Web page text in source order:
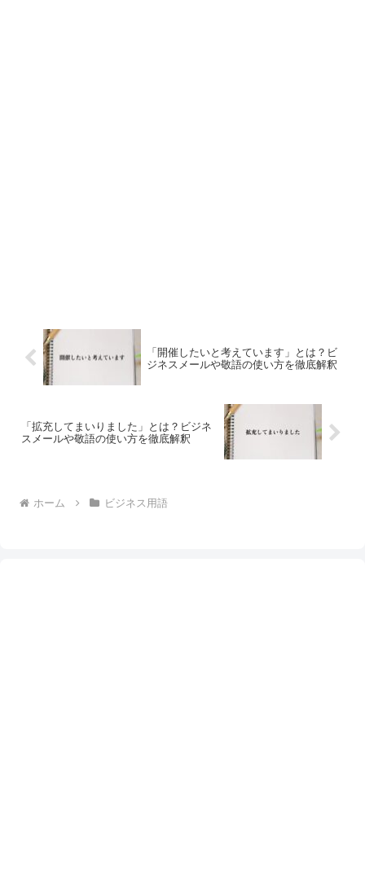
「開催したいと考えています」とは？ビ
ジネスメールや敬語の使い方を徹底解釈
「拡充してまいりました」とは？ビジネ
スメールや敬語の使い方を徹底解釈
ホーム ビジネス用語